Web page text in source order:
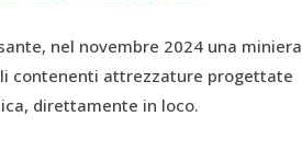
nel novembre 2024 una miniera
contenenti attrezzature progettate
direttamente in loco.